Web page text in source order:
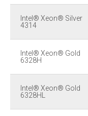
Intel® Xeon® Silver
4314
Intel® Xeon® Gold
6328H
Intel® Xeon® Gold
6328HL